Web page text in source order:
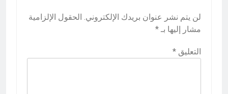
لن يتم نشر عنوان بريدك الإلكتروني. الحقول الإلزامية
مشار إليها بـ *
التعليق *